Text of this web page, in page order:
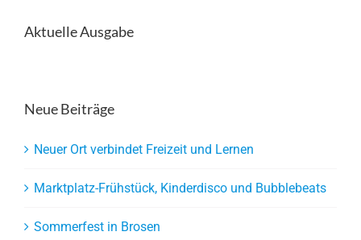
Aktuelle Ausgabe
Neue Beiträge
Neuer Ort verbindet Freizeit und Lernen
Marktplatz-Frühstück, Kinderdisco und Bubblebeats
Sommerfest in Brosen